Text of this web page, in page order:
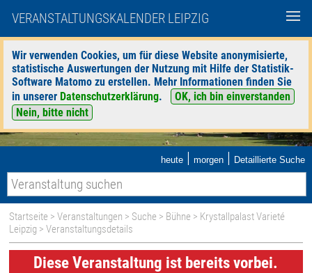
VERANSTALTUNGSKALENDER LEIPZIG
Wir verwenden Cookies, um für diese Website anonymisierte,
statistische Auswertungen der Nutzung mit Hilfe der Statistik-
Software Matomo zu erstellen. Mehr Informationen finden Sie
in unserer Datenschutzerklärung.
OK, ich bin einverstanden
Nein, bitte nicht
heute | morgen | Detaillierte Suche
Startseite >Veranstaltungen > Suche > Bühne > Krystallpalast Varieté
Leipzig > Veranstaltungsdetails
Diese Veranstaltung ist bereits vorbei.